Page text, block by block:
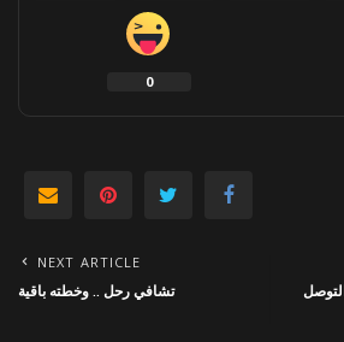
0
NEXT ARTICLE
تشافي رحل .. وخطته باقية